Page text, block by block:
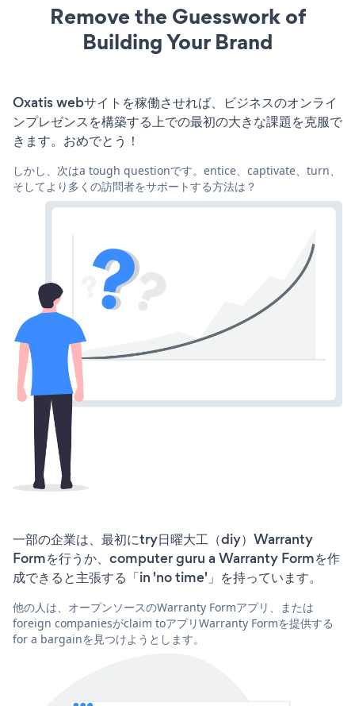
Remove the Guesswork of
Building Your Brand
Oxatis webサイトを稼働させれば、ビジネスのオンライ
ンプレゼンスを構築する上での最初の大きな課題を克服で
きます。おめでとう！
しかし、次はa tough questionです。entice、captivate、turn、
そしてより多くの訪問者をサポートする方法は？
一部の企業は、最初にtry日曜大工（diy）Warranty
Formを行うか、computer guru a Warranty Formを作
成できると主張する「in 'no time'」を持っています。
他の人は、オープンソースのWarranty Formアプリ、または
foreign companiesがclaim toアプリWarranty Formを提供する
for a bargainを見つけようとします。